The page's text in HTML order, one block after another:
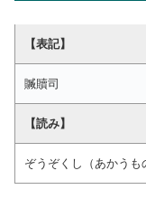
【表記】
贓贖司
【読み】
ぞうぞくし（あかうも